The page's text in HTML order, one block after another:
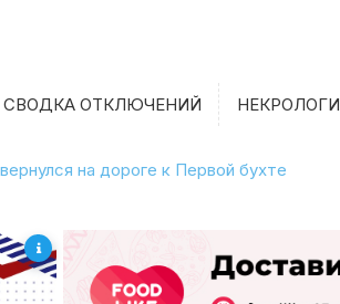
СВОДКА ОТКЛЮЧЕНИЙ НЕКРОЛОГИ
на дороге к Первой бухте